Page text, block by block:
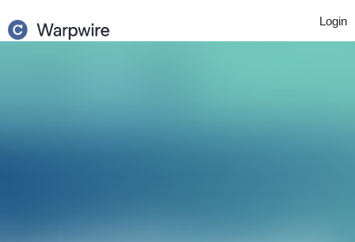
Login